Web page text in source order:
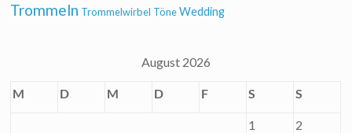
Trommeln Trommelwirbel Töne Wedding
August 2026
M D M D F S S
1 2